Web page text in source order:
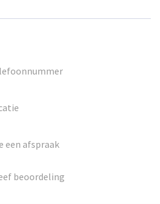
een afspraak
beoordeling